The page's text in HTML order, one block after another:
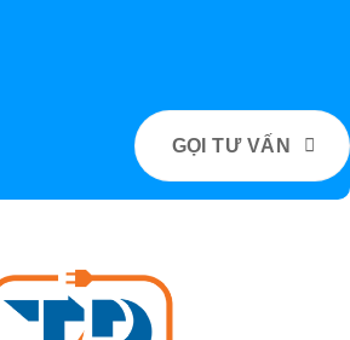
GỌI TƯ VẤN